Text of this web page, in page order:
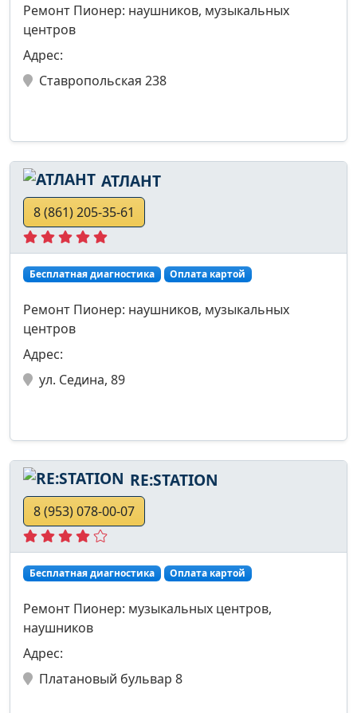
Ремонт Пионер: наушников, музыкальных
центров
Адрес:
Ставропольская 238
АТЛАНТ
8 (861) 205-35-61
Бесплатная диагностика Оплата картой
Ремонт Пионер: наушников, музыкальных
центров
Адрес:
ул. Седина, 89
RE:STATION
8 (953) 078-00-07
Бесплатная диагностика Оплата картой
Ремонт Пионер: музыкальных центров,
наушников
Адрес:
Платановый бульвар 8